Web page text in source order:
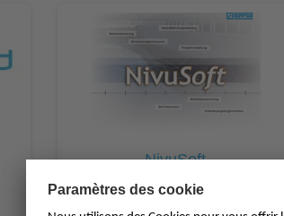
NivuSoft
Logiciel avec fonctions